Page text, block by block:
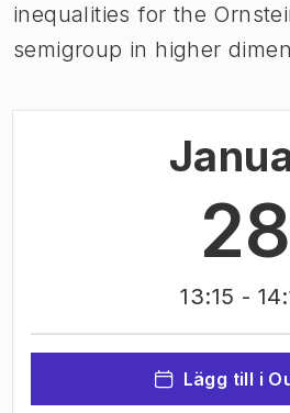
inequalities for the
semigroup in higher
28
13:15 -
Lägg till i